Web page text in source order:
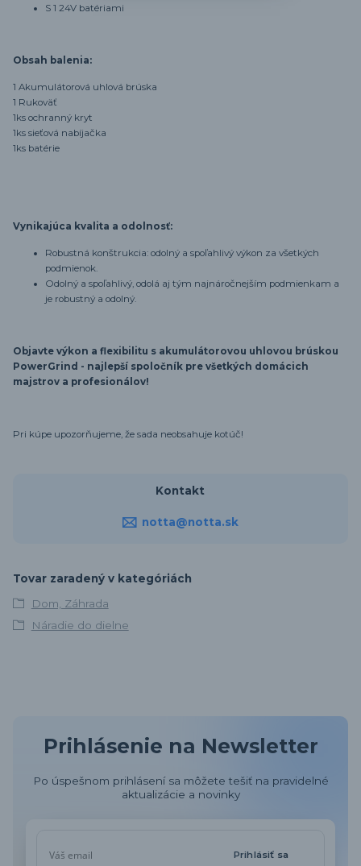
S 1 24V batériami
Obsah balenia:
1 Akumulátorová uhlová brúska
1 Rukoväť
1ks ochranný kryt
1ks sieťová nabíjačka
1ks batérie
Vynikajúca kvalita a odolnosť:
Robustná konštrukcia: odolný a spoľahlivý výkon za všetkých
podmienok.
Odolný a spoľahlivý, odolá aj tým najnáročnejším podmienkam a
je robustný a odolný.
Objavte výkon a flexibilitu s akumulátorovou uhlovou brúskou
PowerGrind - najlepší spoločník pre všetkých domácich
majstrov a profesionálov!
Pri kúpe upozorňujeme, že sada neobsahuje kotúč!
Kontakt
notta@notta.sk
Tovar zaradený v kategóriách
Dom, Záhrada
Náradie do dielne
Prihlásenie na Newsletter
Po úspešnom prihlásení sa môžete tešiť na pravidelné
aktualizácie a novinky
Prihlásiť sa